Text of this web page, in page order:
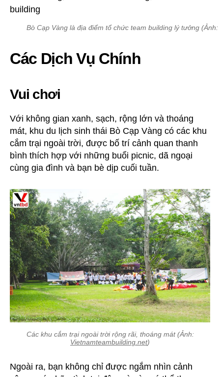
Bò Cạp Vàng là địa điểm tổ chức team building lý tưởng (Ảnh:
Các Dịch Vụ Chính
Vui chơi
Với không gian xanh, sạch, rộng lớn và thoáng
mát, khu du lịch sinh thái Bò Cạp Vàng có các khu
cắm trại ngoài trời, được bố trí cảnh quan thanh
bình thích hợp với những buổi picnic, dã ngoại
cùng gia đình và bạn bè dịp cuối tuần.
Các khu cắm trại ngoài trời rộng rãi, thoáng mát (Ảnh:
Vietnamteambuilding.net)
Ngoài ra, bạn không chỉ được ngắm nhìn cảnh